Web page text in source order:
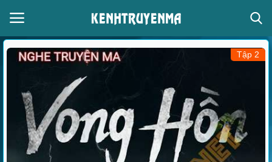
Thể loại
Giọng đọc
Tập 2